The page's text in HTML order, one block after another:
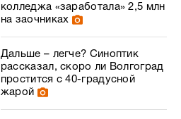
колледжа «заработала» 2,5 млн
на заочниках
Дальше – легче? Синоптик
рассказал, скоро ли Волгоград
простится с 40-градусной
жарой